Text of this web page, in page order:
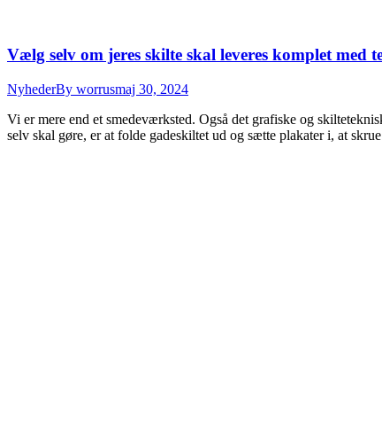
Vælg selv om jeres skilte skal leveres komplet
NyhederBy worrusmaj 30, 2024
Vi er mere end et smedeværksted. Også det grafiske og
selv skal gøre, er at folde gadeskiltet ud og sætte plakater i, at